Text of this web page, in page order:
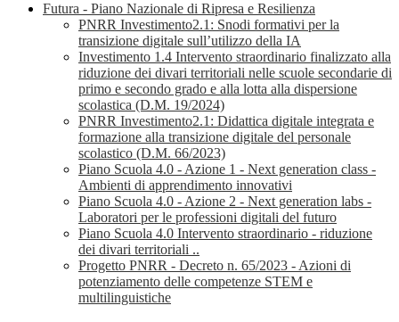
Futura - Piano Nazionale di Ripresa e Resilienza
PNRR Investimento2.1: Snodi formativi per la
transizione digitale sull’utilizzo della IA
Investimento 1.4 Intervento straordinario finalizzato alla
riduzione dei divari territoriali nelle scuole secondarie di
primo e secondo grado e alla lotta alla dispersione
scolastica (D.M. 19/2024)
PNRR Investimento2.1: Didattica digitale integrata e
formazione alla transizione digitale del personale
scolastico (D.M. 66/2023)
Piano Scuola 4.0 - Azione 1 - Next generation class -
Ambienti di apprendimento innovativi
Piano Scuola 4.0 - Azione 2 - Next generation labs -
Laboratori per le professioni digitali del futuro
Piano Scuola 4.0 Intervento straordinario - riduzione
dei divari territoriali ..
Progetto PNRR - Decreto n. 65/2023 - Azioni di
potenziamento delle competenze STEM e
multilinguistiche